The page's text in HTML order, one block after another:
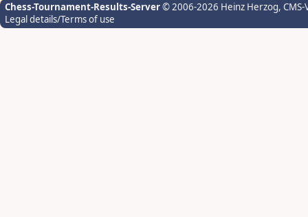
Chess-Tournament-Results-Server© 2006-2026 Heinz Herzog,
Legal details/Terms of use